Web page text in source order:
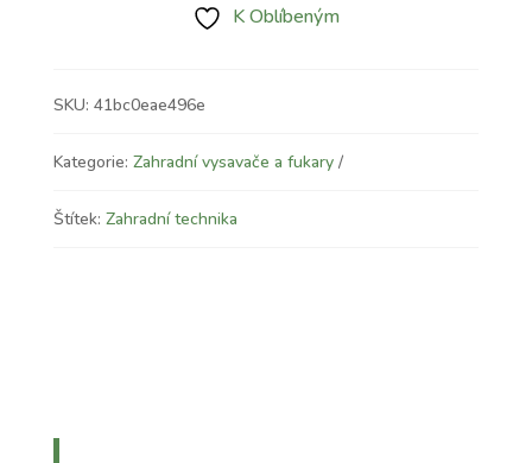
K Oblíbeným
SKU: 41bc0eae496e
Kategorie: Zahradní vysavače a fukary
Štítek: Zahradní technika